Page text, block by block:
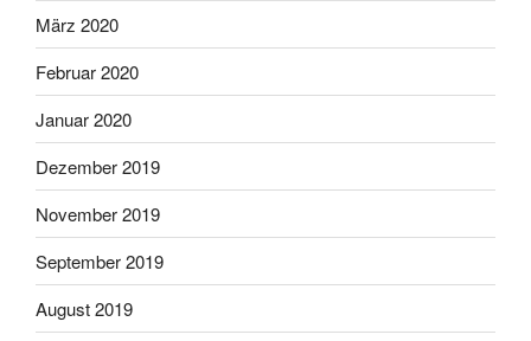
März 2020
Februar 2020
Januar 2020
Dezember 2019
November 2019
September 2019
August 2019